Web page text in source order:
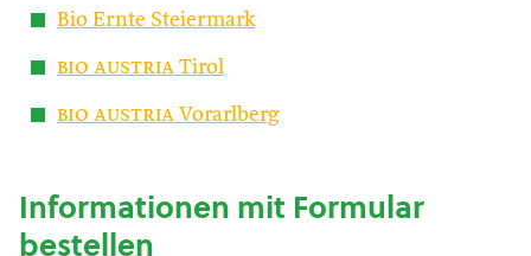
Bio Ernte Steiermark
bio austria Tirol
bio austria Vorarlberg
Informationen mit Formular
bestellen